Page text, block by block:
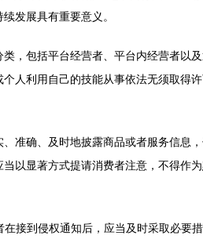
发展具有重要意义。
，包括平台经营者、平台内经营者以
人利用自己的技能从事依法无须取得
准确、及时地披露商品或者服务信息
以显著方式提请消费者注意，不得作
接到侵权通知后，应当及时采取必